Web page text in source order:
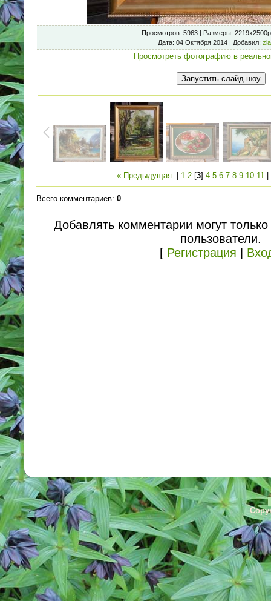
Просмотров: 5963 | Размеры:
Дата: 04 Октября 2014 | Добавил:
Просмотреть фотографию в
« Предыдущая 1 2 [3] 4 5 6 7 8 9 10 11
Всего комментариев: 0
Добавлять комментарии могут
пользователи.
[ Регистрация